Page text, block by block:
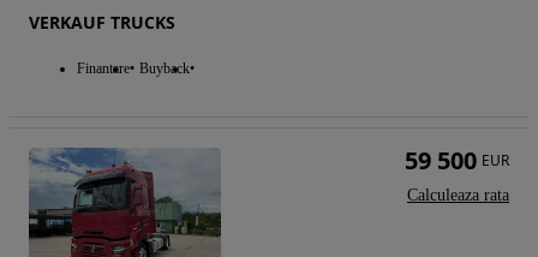
VERKAUF TRUCKS
Finantare Buyback
59 500 EUR
Calculeaza rata